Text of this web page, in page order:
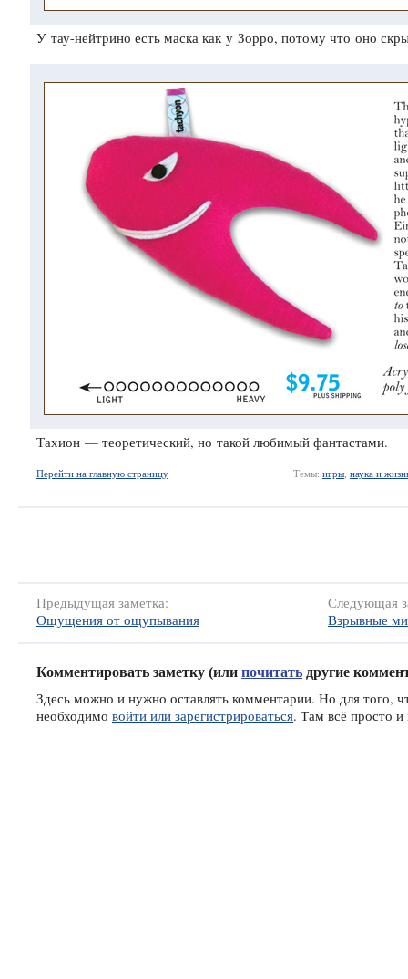
У тау-нейтрино есть маска как у Зорро, потому что оно
Тахион — теоретический, но такой любимый фантастами.
Перейти на главную страницу Темы: игры наука и
Предыдущая заметка:
Ощущения от ощупывания
Следующая
Взрывные
Комментировать заметку (или почитать другие
Здесь можно и нужно оставлять комментарии. Но для того,
необходимо войти или зарегистрироваться. Там всё просто